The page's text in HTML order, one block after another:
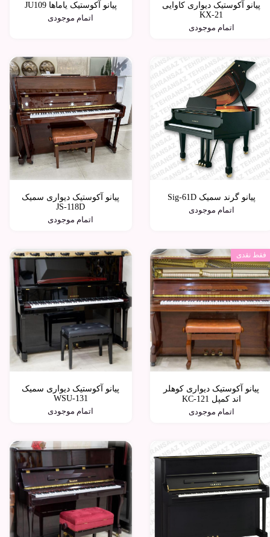
پیانو آکوستیک دیواری کاوایی
KX-21
اتمام موجودی
پیانو آکوستیک یاماها JU109
اتمام موجودی
پیانو گرند سمیک Sig-61D
اتمام موجودی
پیانو آکوستیک دیواری سمیک
JS-118D
اتمام موجودی
پیانو آکوستیک دیواری کوهلر
اند کمپل KC-121
اتمام موجودی
فقط نقدی
پیانو آکوستیک دیواری سمیک
WSU-131
اتمام موجودی